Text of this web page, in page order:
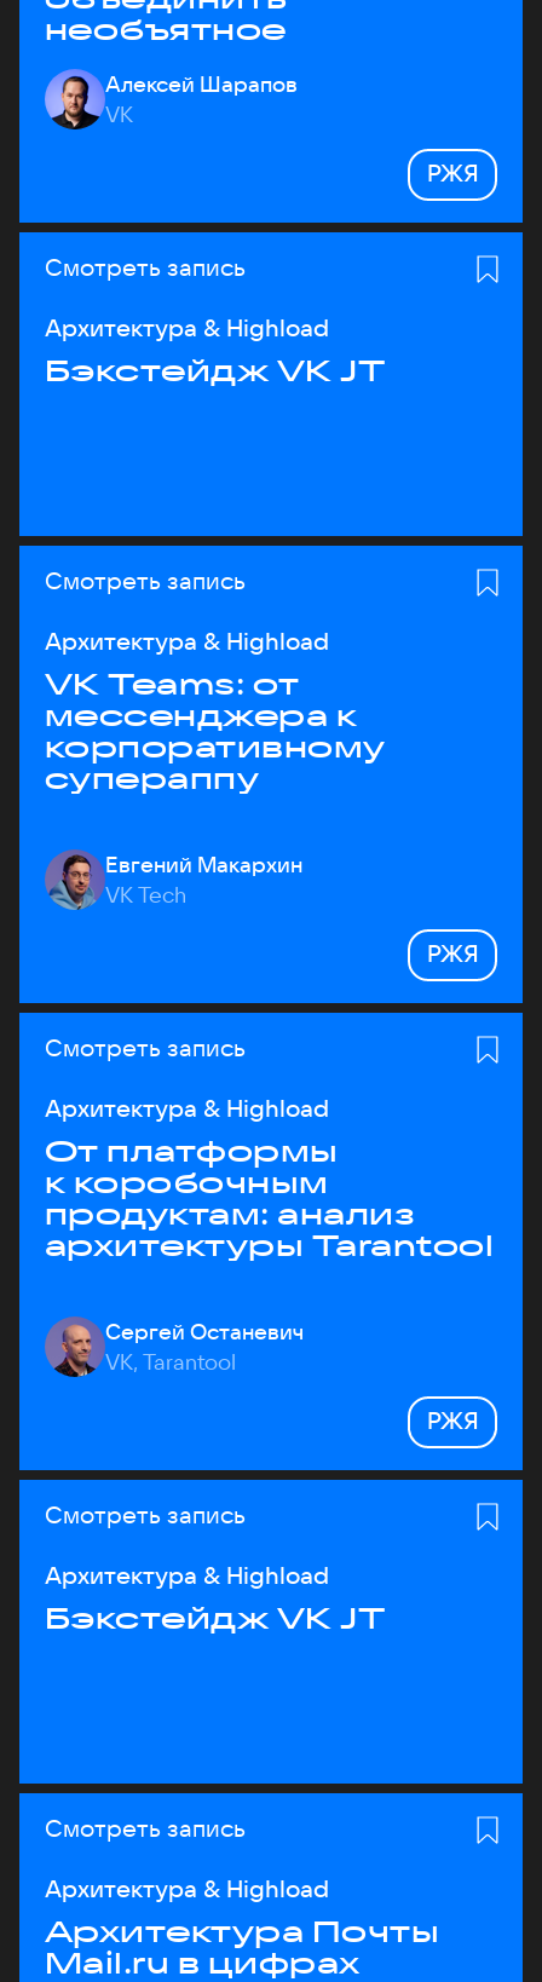
необъятное
Алексей Шарапов
VK
РЖЯ
Смотреть запись
Архитектура & Highload
Бэкстейдж VK JT
Смотреть запись
Архитектура & Highload
VK Teams: от
мессенджера к
корпоративному
супераппу
Евгений Макархин
VK Tech
РЖЯ
Смотреть запись
Архитектура & Highload
От платформы
к коробочным
продуктам: анализ
архитектуры Tarantool
Сергей Останевич
VK, Tarantool
РЖЯ
Смотреть запись
Архитектура & Highload
Бэкстейдж VK JT
Смотреть запись
Архитектура & Highload
Архитектура Почты
Mail.ru в цифрах